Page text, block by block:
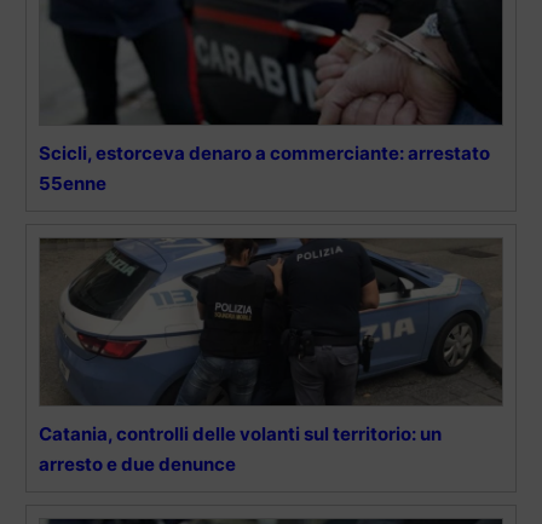
Scicli, estorceva denaro a commerciante: arrestato
55enne
Catania, controlli delle volanti sul territorio: un
arresto e due denunce